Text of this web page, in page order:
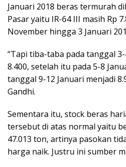
Januari 2018 beras termurah
Pasar yaitu IR-64 III masih Rp
November hingga 3 Januari
“Tapi tiba-taba pada tanggal
8.400, setelah itu pada 5-8
tanggal 9-12 Januari menjadi
Gandhi.
Sementara itu, stock beras
tersebut di atas normal yaitu
47.013 ton, artinya pasokan
harga naik. Justru ini sumber